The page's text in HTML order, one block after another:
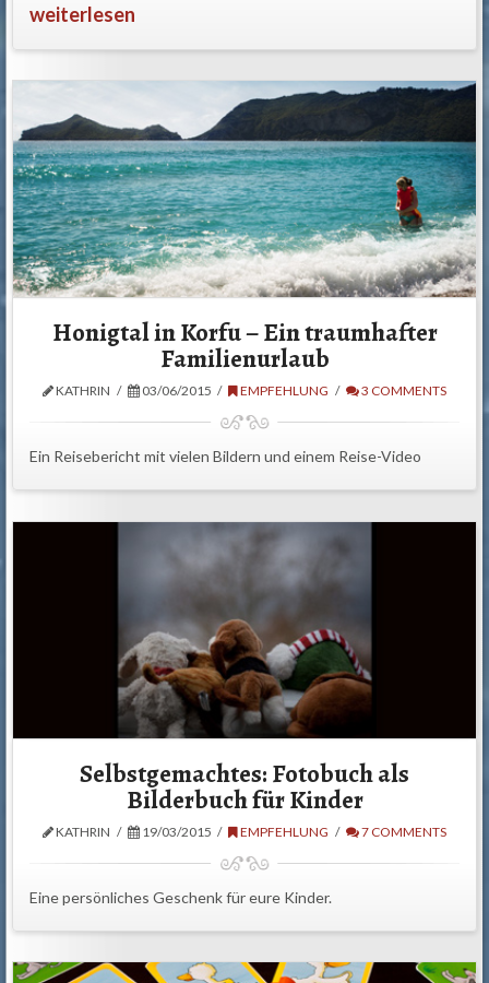
weiterlesen
Honigtal in Korfu – Ein traumhafter
Familienurlaub
KATHRIN 03/06/2015 EMPFEHLUNG 3 COMMENTS
Ein Reisebericht mit vielen Bildern und einem Reise-Video
Selbstgemachtes: Fotobuch als
Bilderbuch für Kinder
KATHRIN 19/03/2015 EMPFEHLUNG 7 COMMENTS
Eine persönliches Geschenk für eure Kinder.